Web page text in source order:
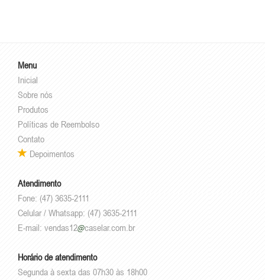
Menu
Inicial
Sobre nós
Produtos
Políticas de Reembolso
Contato
Depoimentos
Atendimento
Fone: (47) 3635-2111
Celular / Whatsapp: (47) 3635-2111
E-mail: vendas12 caselar.com.br
Horário de atendimento
Segunda à sexta das 07h30 às 18h00